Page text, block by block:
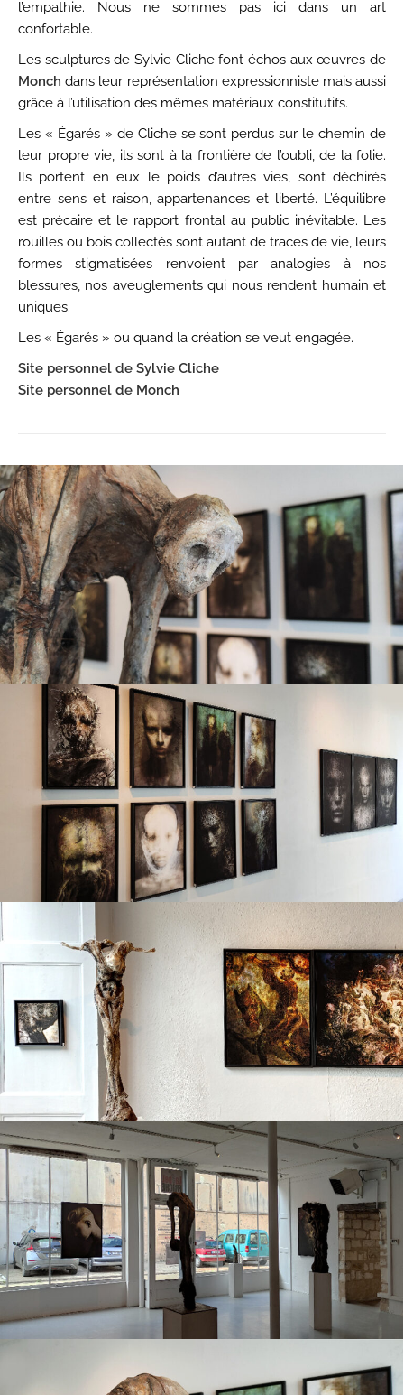
l’empathie. Nous ne sommes pas ici dans un art
confortable.
Les sculptures de Sylvie Cliche font échos aux œuvres de
Monch dans leur représentation expressionniste mais aussi
grâce à l’utilisation des mêmes matériaux constitutifs.
Les « Égarés » de Cliche se sont perdus sur le chemin de
leur propre vie, ils sont à la frontière de l’oubli, de la folie.
Ils portent en eux le poids d’autres vies, sont déchirés
entre sens et raison, appartenances et liberté. L’équilibre
est précaire et le rapport frontal au public inévitable. Les
rouilles ou bois collectés sont autant de traces de vie, leurs
formes stigmatisées renvoient par analogies à nos
blessures, nos aveuglements qui nous rendent humain et
uniques.
Les « Égarés » ou quand la création se veut engagée.
Site personnel de Sylvie Cliche
Site personnel de Monch